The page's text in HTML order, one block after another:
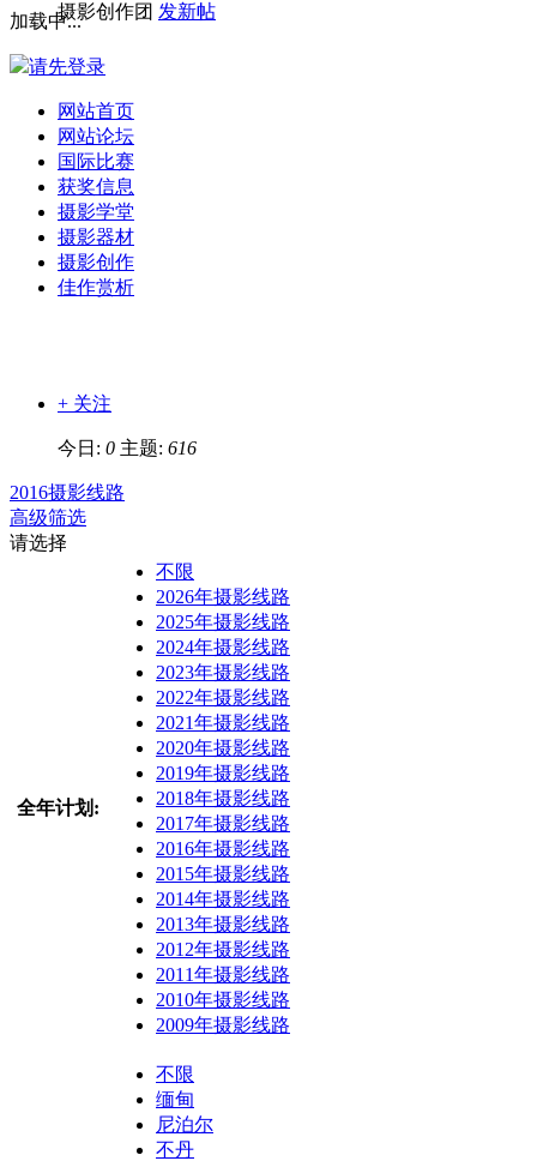
加载中...
请先登录
网站首页
网站论坛
国际比赛
获奖信息
摄影学堂
摄影器材
摄影创作
佳作赏析
摄影创作团 发新帖
+ 关注
今日: 0 主题: 616
2016摄影线路
高级筛选
请选择
全年计划:
不限
2026年摄影线路
2025年摄影线路
2024年摄影线路
2023年摄影线路
2022年摄影线路
2021年摄影线路
2020年摄影线路
2019年摄影线路
2018年摄影线路
2017年摄影线路
2016年摄影线路
2015年摄影线路
2014年摄影线路
2013年摄影线路
2012年摄影线路
2011年摄影线路
2010年摄影线路
2009年摄影线路
不限
缅甸
尼泊尔
不丹